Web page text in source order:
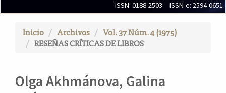
n
c
C
ISSN: 0188-2503 ISSN-e: 2594-0651
Inicio Archivos
Vol. 37 Núm. 4 (1975)
RESEÑAS CRÍTICAS DE LIBROS
Olga Akhmánova, Galina